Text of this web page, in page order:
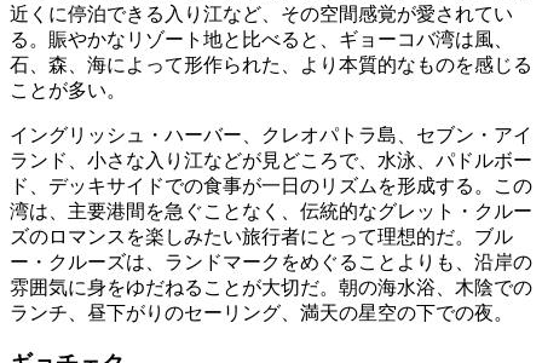
近くに停泊できる入り江など、その空間感覚が愛されてい
る。賑やかなリゾート地と比べると、ギョーコバ湾は風、
石、森、海によって形作られた、より本質的なものを感じる
ことが多い。
イングリッシュ・ハーバー、クレオパトラ島、セブン・アイ
ランド、小さな入り江などが見どころで、水泳、パドルボー
ド、デッキサイドでの食事が一日のリズムを形成する。この
湾は、主要港間を急ぐことなく、伝統的なグレット・クルー
ズのロマンスを楽しみたい旅行者にとって理想的だ。ブル
ー・クルーズは、ランドマークをめぐることよりも、沿岸の
雰囲気に身をゆだねることが大切だ。朝の海水浴、木陰での
ランチ、昼下がりのセーリング、満天の星空の下での夜。